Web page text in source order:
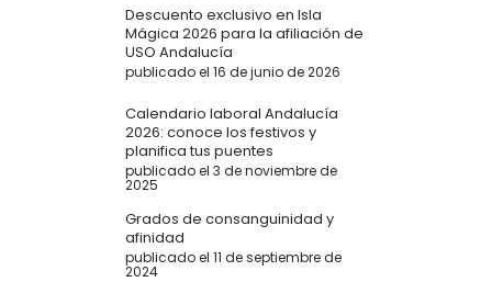
Descuento exclusivo en Isla
Mágica 2026 para la afiliación de
USO Andalucía
publicado el 16 de junio de 2026
Calendario laboral Andalucía
2026: conoce los festivos y
planifica tus puentes
publicado el 3 de noviembre de
2025
Grados de consanguinidad y
afinidad
publicado el 11 de septiembre de
2024